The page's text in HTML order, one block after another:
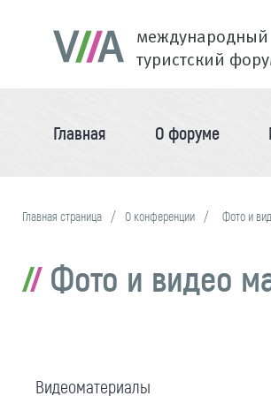
международный
туристский
Главная О форуме
Главная страница О конференции Фото и
Фото и видео
Видеоматериалы